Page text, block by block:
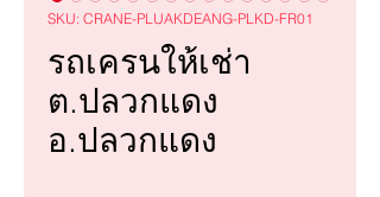
SKU: CRANE-PLUAKDEANG-PLKD-FR01
รถเครนให้เช่า
ต.ปลวกแดง
อ.ปลวกแดง